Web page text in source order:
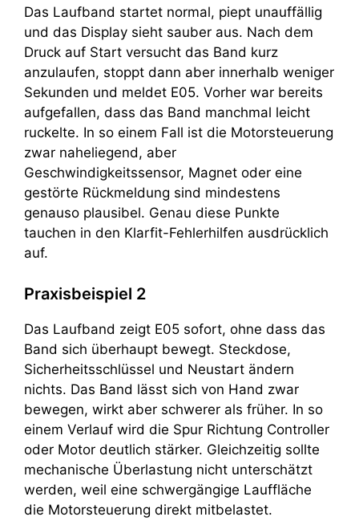
Das Laufband startet normal, piept unauffällig
und das Display sieht sauber aus. Nach dem
Druck auf Start versucht das Band kurz
anzulaufen, stoppt dann aber innerhalb weniger
Sekunden und meldet E05. Vorher war bereits
aufgefallen, dass das Band manchmal leicht
ruckelte. In so einem Fall ist die Motorsteuerung
zwar naheliegend, aber
Geschwindigkeitssensor, Magnet oder eine
gestörte Rückmeldung sind mindestens
genauso plausibel. Genau diese Punkte
tauchen in den Klarfit-Fehlerhilfen ausdrücklich
auf.
Praxisbeispiel 2
Das Laufband zeigt E05 sofort, ohne dass das
Band sich überhaupt bewegt. Steckdose,
Sicherheitsschlüssel und Neustart ändern
nichts. Das Band lässt sich von Hand zwar
bewegen, wirkt aber schwerer als früher. In so
einem Verlauf wird die Spur Richtung Controller
oder Motor deutlich stärker. Gleichzeitig sollte
mechanische Überlastung nicht unterschätzt
werden, weil eine schwergängige Lauffläche
die Motorsteuerung direkt mitbelastet.